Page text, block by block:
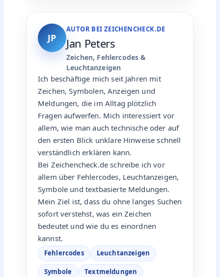
JP
AUTOR BEI ZEICHENCHECK.DE
Jan Peters
Zeichen, Fehlercodes &
Leuchtanzeigen
Ich beschäftige mich seit Jahren mit
Zeichen, Symbolen, Anzeigen und
Meldungen, die im Alltag plötzlich
Fragen aufwerfen. Mich interessiert vor
allem, wie man auch technische oder auf
den ersten Blick unklare Hinweise schnell
verständlich erklären kann.
Bei Zeichencheck.de schreibe ich vor
allem über Fehlercodes, Leuchtanzeigen,
Symbole und textbasierte Meldungen.
Mein Ziel ist, dass du ohne langes Suchen
sofort verstehst, was ein Zeichen
bedeutet und wie du es einordnen
kannst.
Fehlercodes Leuchtanzeigen
Symbole Textmeldungen